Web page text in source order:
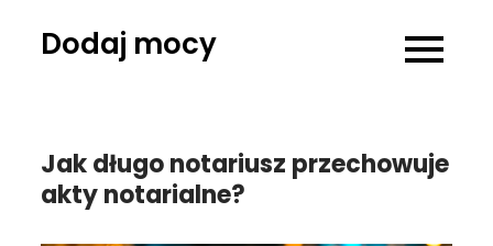
Dodaj mocy
Jak długo notariusz przechowuje
akty notarialne?